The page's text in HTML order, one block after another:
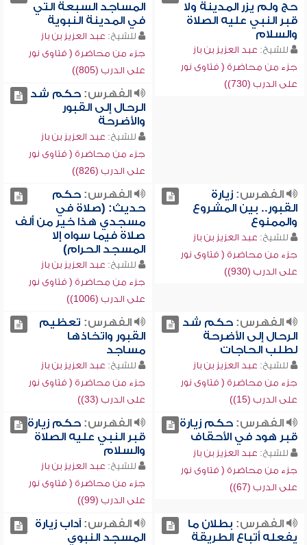
حج ولم يزر المدينة ولا
قبر النبي عليه الصلاة
والسلام
للشيخ: عبد العزيز بن باز
جزء من محاضرة ( فتاوى نور
على الدرب (730))
المساجد السبعة التي
في المدينة النبوية
للشيخ: عبد العزيز بن باز
جزء من محاضرة ( فتاوى نور
على الدرب (805))
الفهرس:حكم شد
الرحال إلى القبور
والأضرحة
للشيخ: عبد العزيز بن باز
جزء من محاضرة ( فتاوى نور
على الدرب (826))
الفهرس:زيارة
القبور.. بين المشروع
والممنوع
للشيخ: عبد العزيز بن باز
جزء من محاضرة ( فتاوى نور
على الدرب (930))
الفهرس:حكم
حديث: (صلاة في
مسجدي هذا خير من ألف
صلاة فيما سواه إلا
المسجد الحرام)
للشيخ: عبد العزيز بن باز
جزء من محاضرة ( فتاوى نور
على الدرب (1006))
الفهرس:حكم شد
الرحال إلى الأضرحة
لطلب الحاجات
للشيخ: عبد العزيز بن باز
جزء من محاضرة ( فتاوى نور
على الدرب (15))
الفهرس: تعظيم
القبور واتخاذها
مساجد
للشيخ: عبد العزيز بن باز
جزء من محاضرة ( فتاوى نور
على الدرب (33))
الفهرس:حكم زيارة
قبر هود في الأحقاف
للشيخ: عبد العزيز بن باز
جزء من محاضرة ( فتاوى نور
على الدرب (67))
الفهرس:حكم زيارة
قبر النبي عليه الصلاة
والسلام
للشيخ: عبد العزيز بن باز
جزء من محاضرة ( فتاوى نور
على الدرب (99))
الفهرس: بطلان ما
يفعله أتباع الطريقة
الفهرس:آداب زيارة
المسجد النبوي